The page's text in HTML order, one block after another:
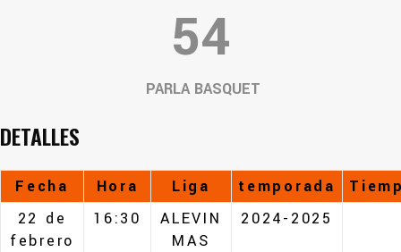
54
PARLA BASQUET
DETALLES
Fecha Hora Liga temporada
22 de
febrero
16:30
ALEVIN
MAS
2024-2025